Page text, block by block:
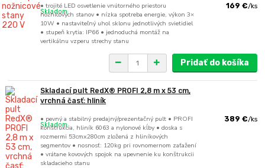
• trojité LED osvetlenie vnútorného priestoru
nožnicových stanov • nízka spotreba energie, výkon 3×
10W • nastaviteľný uhol sklonu jednotlivých svietidiel
• stupeň krytia: IP66 • jednoduchá montáž na
vertikálnu vzperu strechy stanu
169 €/ks
Skladom
Pridať do košíka
Skladací pult RedX® PROFI 2,8 m x 53 cm,
vrchná časť: hliník
• pevný a stabilný predajný/prezentačný pult • PROFI
konštrukcia, hliník 6063 a nylonové kĺby • doska s
rozmermi 53cmx280cm zložená z hliníkových
segmentov • nosnosť: 120kg pri rovnomernom zaťažení
• vrátane kovových spojok na upevnenie ku konštrukcii
skladacieho stanu
389 €/ks
Skladom